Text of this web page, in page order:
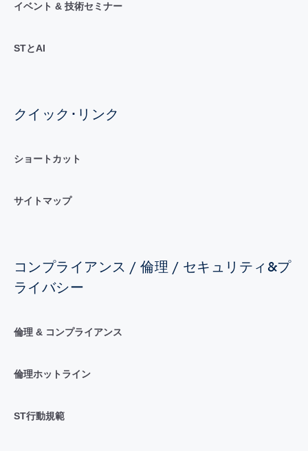
イベント & 技術セミナー
STとAI
クイック･リンク
ショートカット
サイトマップ
コンプライアンス / 倫理 / セキュリティ&プ
ライバシー
倫理 & コンプライアンス
倫理ホットライン
ST行動規範